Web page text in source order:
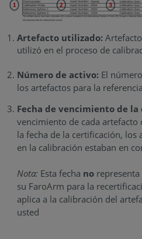
Artefacto utilizado:
utilizó en el proceso de
Número de activo:El
los artefactos para la
Fecha de vencimiento de
vencimiento de cada artefacto
la fecha de la certificación, los
en la calibración estaban en
Nota: Esta fecha norepresenta
su FaroArm para la
aplica a la calibración del
usted